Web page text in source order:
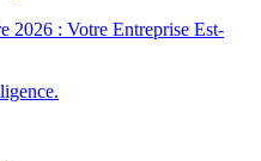
2026 : Votre Entreprise Est-